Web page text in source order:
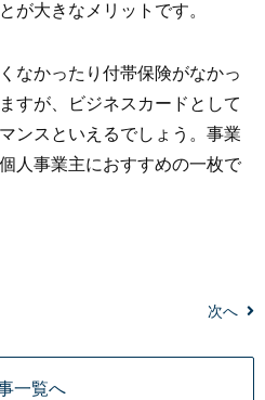
が大きなメリットです。
なかったり付帯保険がなかっ
すが、ビジネスカードとして
ンスといえるでしょう。事業
人事業主におすすめの一枚で
次へ
一覧へ